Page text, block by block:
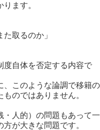
ます。
取るのか」
度自体を否定する内容で
、このような論調で移籍の
のではありません。
・人的）の問題もあって一
が大きな問題です。